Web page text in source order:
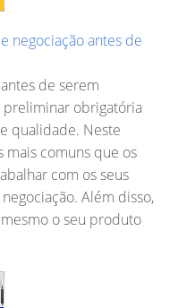
negociação antes de
de serem
preliminar obrigatória
qualidade. Neste
mais comuns que os
com os seus
Além disso,
o seu produto